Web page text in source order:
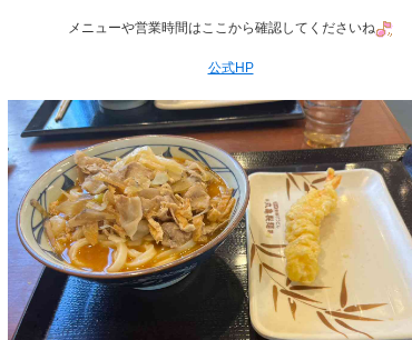
メニューや営業時間はここから確認してくださいね
公式HP